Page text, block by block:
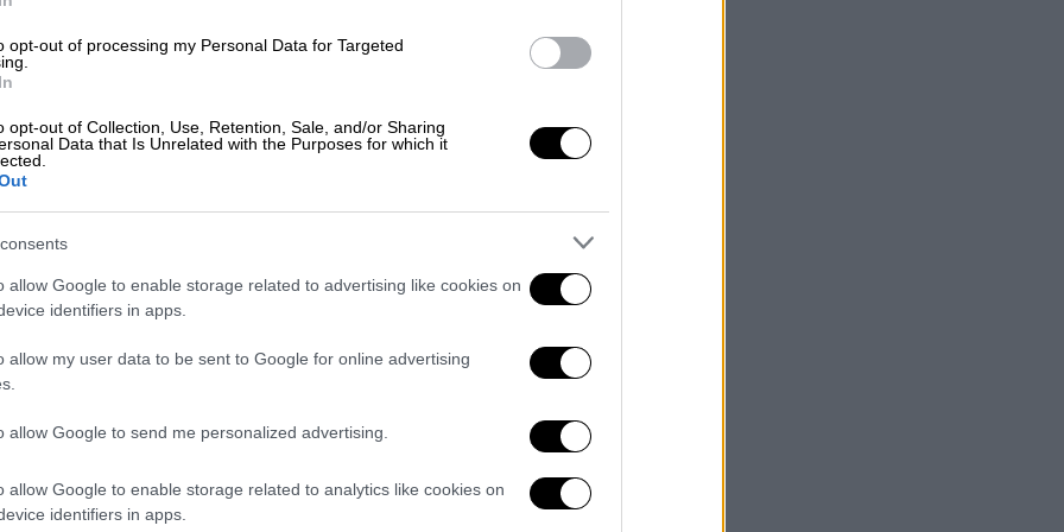
opt-out of processing my Personal Data for Targeted
opt-out of Collection, Use, Retention, Sale, and/or Sharing
Data that Is Unrelated with the Purposes for which it
allow Google to enable storage related to advertising like cookies on
identifiers in apps.
allow my user data to be sent to Google for online advertising
allow Google to send me personalized advertising.
allow Google to enable storage related to analytics like cookies on
identifiers in apps.
στη Μέση Ανατολή -
διαφωνία Σπίρτζη
Παύλου Πολάκηο οποίος κατέθεσε
Θέσεων για το θέμα της επανάκτησης
από το Δημόσιο, αλλά και δημόσιων
και αεροδρόμια. Την πρόταση της
ο οποίος υποστήριξε ότι το
στο τραπεζικό σύστημα και όχι κατ’
των μετοχών. Συμβιβασμός προέκυψε για
θέση εξέφρασε ο
Πολάκης